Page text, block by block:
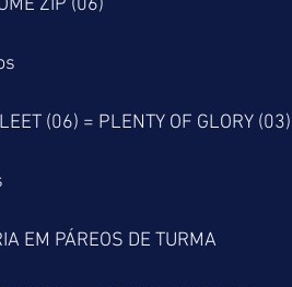
ZIP (06)
(06) = PLENTY OF GLORY (03)
EM PÁREOS DE TURMA